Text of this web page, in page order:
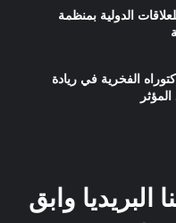
الدولية بمنظمة
الفخرية في ريادة
وابق